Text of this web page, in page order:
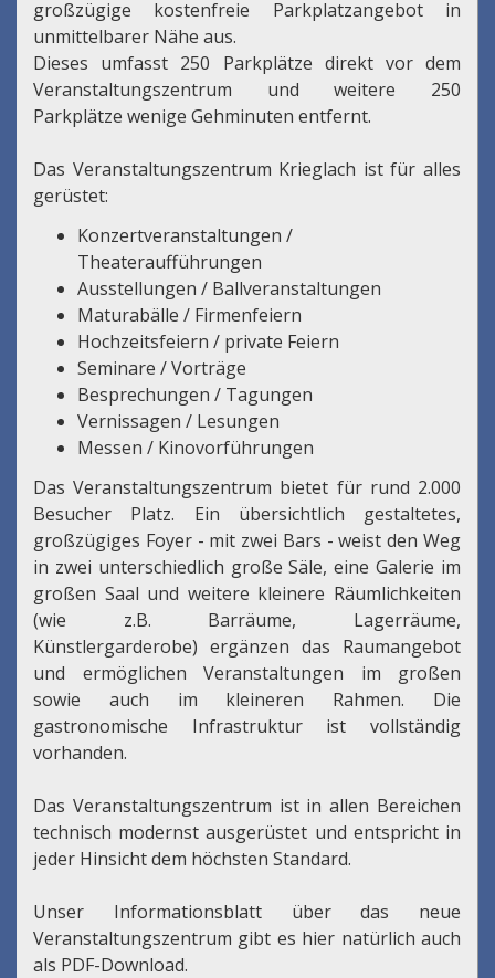
großzügige kostenfreie Parkplatzangebot in
unmittelbarer Nähe aus.
Dieses umfasst 250 Parkplätze direkt vor dem
Veranstaltungszentrum und weitere 250
Parkplätze wenige Gehminuten entfernt.
Das Veranstaltungszentrum Krieglach ist für alles
gerüstet:
Konzertveranstaltungen /
Theateraufführungen
Ausstellungen / Ballveranstaltungen
Maturabälle / Firmenfeiern
Hochzeitsfeiern / private Feiern
Seminare / Vorträge
Besprechungen / Tagungen
Vernissagen / Lesungen
Messen / Kinovorführungen
Das Veranstaltungszentrum bietet für rund 2.000
Besucher Platz. Ein übersichtlich gestaltetes,
großzügiges Foyer - mit zwei Bars - weist den Weg
in zwei unterschiedlich große Säle, eine Galerie im
großen Saal und weitere kleinere Räumlichkeiten
(wie z.B. Barräume, Lagerräume,
Künstlergarderobe) ergänzen das Raumangebot
und ermöglichen Veranstaltungen im großen
sowie auch im kleineren Rahmen. Die
gastronomische Infrastruktur ist vollständig
vorhanden.
Das Veranstaltungszentrum ist in allen Bereichen
technisch modernst ausgerüstet und entspricht in
jeder Hinsicht dem höchsten Standard.
Unser Informationsblatt über das neue
Veranstaltungszentrum gibt es hier natürlich auch
als PDF-Download.